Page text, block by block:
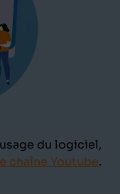
du logiciel,
chaîne Youtube.